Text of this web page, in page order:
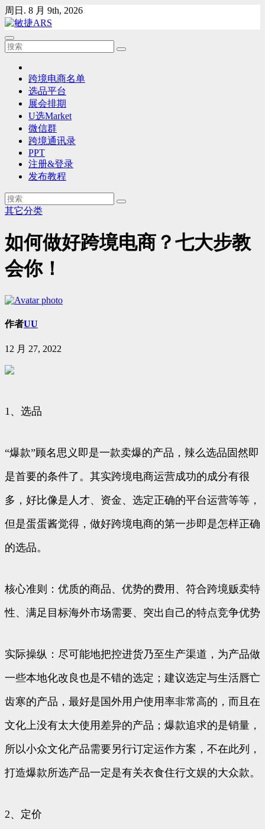
Skip
to
content
周日. 8 月 9th, 2026
跨境电商名单
选品平台
展会排期
U选Market
微信群
跨境通讯录
PPT
注册&登录
发布教程
其它分类
如何做好跨境电商？七大步教
会你！
作者UU
12 月 27, 2022
1、选品
“爆款”顾名思义即是一款卖爆的产品，辣么选品固然即
是首要的条件了。其实跨境电商运营成功的成分有很
多，好比像是人才、资金、选定正确的平台运营等等，
但是蛋蛋酱觉得，做好跨境电商的第一步即是怎样正确
的选品。
核心准则：优质的商品、优势的费用、符合跨境贩卖特
性、满足目标海外市场需要、突出自己的特点竞争优势
实际操纵：尽可能地把控进货乃至生产渠道，为产品做
一些本地化改良也是不错的选定；建议选定与生活唇亡
齿寒的产品，最好是国外用户使用率非常高的，而且在
文化上没有太大使用差异的产品；爆款追求的是销量，
所以小众文化产品需要另行订定运作方案，不在此列，
打造爆款所选产品一定是有关衣食住行文娱的大众款。
2、定价